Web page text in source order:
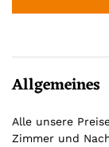
Allgemeines
Alle unsere
Zimmer und